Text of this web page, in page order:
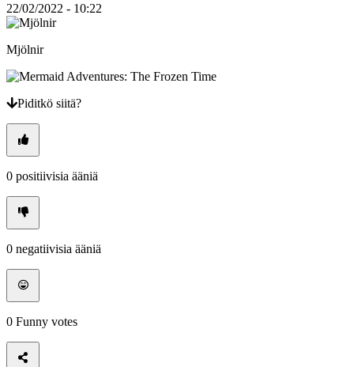
Gameplay
Pelin
sisäiset
tapahtumat
Uutiset
Media
Oppaat
22/02/2022 - 10:22
Mjölnir
Piditkö siitä?
0 positiivisia ääniä
0 negatiivisia ääniä
0 Funny votes